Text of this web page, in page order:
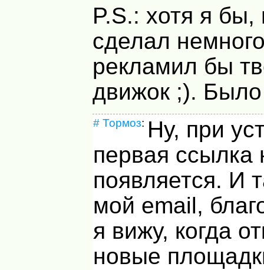
P.S.: хотя я
сделал
рекламил бы
движок ;).
# Тормоз: Ну, при
первая ссылка
появляется. И
мой email,
я вижу, когда
новые